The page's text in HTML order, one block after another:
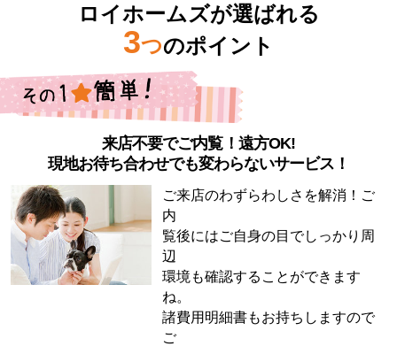
ロイホームズが選ばれる
3つのポイント
来店不要でご内覧！遠方OK!
現地お待ち合わせでも変わらないサービス！
ご来店のわずらわしさを解消！ご
内
覧後にはご自身の目でしっかり周
辺
環境も確認することができます
ね。
諸費用明細書もお持ちしますので
ご